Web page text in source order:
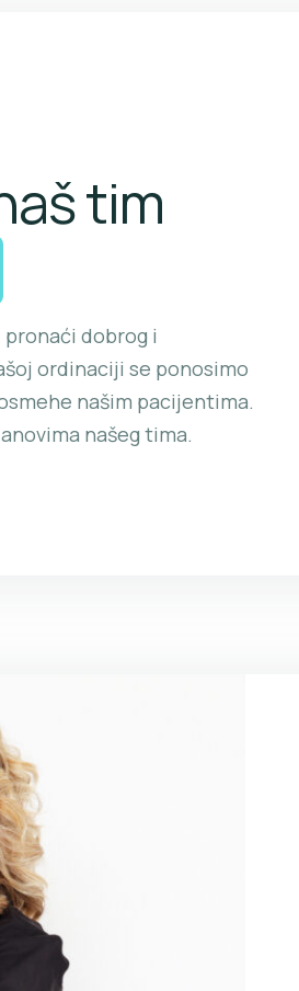
tim
dobrog i
ordinaciji se ponosimo
našim pacijentima.
našeg tima.